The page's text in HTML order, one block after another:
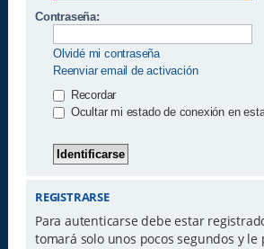
Contraseña:
Olvidé mi contraseña
Reenviar email de activación
Recordar
Ocultar mi estado de conexión en
REGISTRARSE
Para autenticarse debe estar
tomará solo unos pocos segundos y